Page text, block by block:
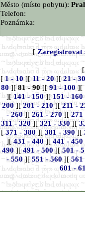
Město (místo pobytu):
Telefon:
Poznámka:
[Zaregistrovat
[
[1 - 10][11 - 20][21 - 30
80][81 - 90][91 - 100][
][141 - 150][151 - 160
200][201 - 210][211 -
- 260][261 - 270][271
311 - 320][321 - 330][
[371 - 380 ][381 - 390][
][431 - 440][ 441 - 450
490][491 - 500][501 -
- 550][551 - 560][561
601 -